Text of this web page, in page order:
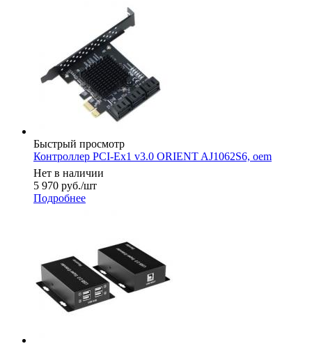
Быстрый просмотр
Контроллер PCI-Ex1 v3.0 ORIENT AJ1062S6, oem
Нет в наличии
5 970 руб./шт
Подробнее